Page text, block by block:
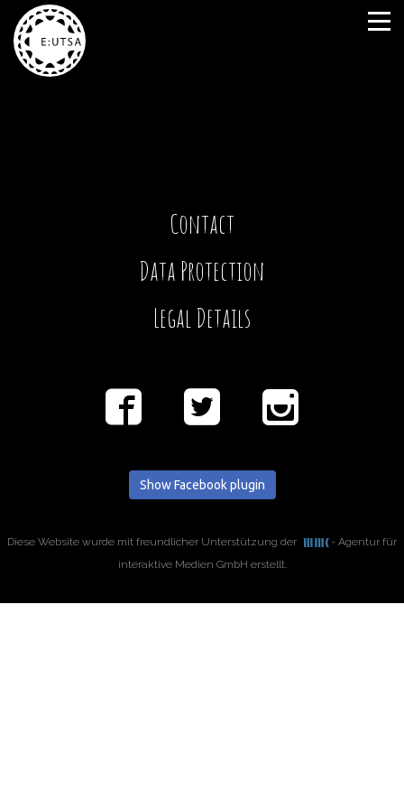
Sorry, no posts matched your criteria.
Contact
Data Protection
Legal Details
Show Facebook plugin
Diese Website wurde mit freundlicher Unterstützung der
- Agentur für
interaktive Medien GmbH erstellt.